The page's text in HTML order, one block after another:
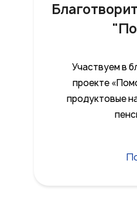
Участвуем в
проекте
продуктовые